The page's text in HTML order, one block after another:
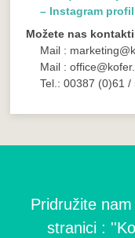
– Instagram profil
Možete nas
Mail :
Mail :
Tel.: 00387 (0)61 /
Pridružite
stranici :